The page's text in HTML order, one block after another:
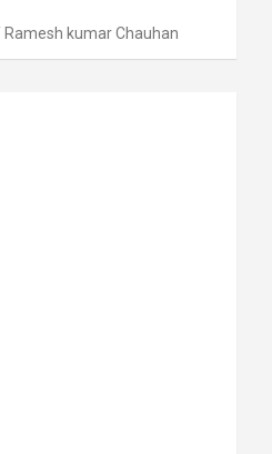
Ramesh kumar Chauhan